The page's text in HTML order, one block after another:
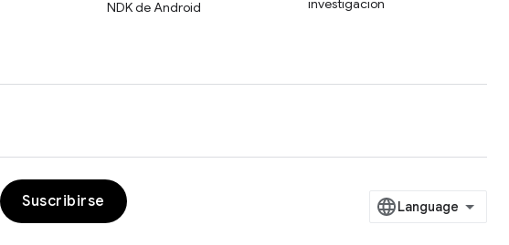
NDK de Android
investigación
Suscribirse